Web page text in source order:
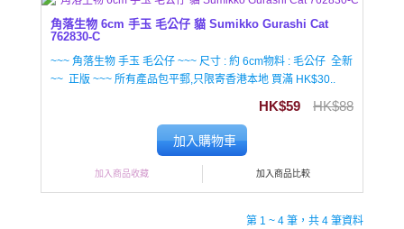
角落生物 6cm 手玉 毛公仔 貓 Sumikko Gurashi Cat
762830-C
~~~ 角落生物 手玉 毛公仔 ~~~ 尺寸 : 約 6cm物料 : 毛公仔 全新
~~ 正版 ~~~ 所有產品包平郵,只限寄香港本地 買滿 HK$30..
HK$59 HK$88
加入購物車
加入商品收藏 加入商品比較
第 1 ~ 4 筆，共 4 筆資料